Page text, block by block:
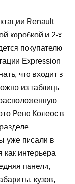
Renault
коробкой и 2-х
покупателю
Expression
что входит в
из таблицы
Рено Колеос в
уже писали в
как интерьера
панели,
кузов,